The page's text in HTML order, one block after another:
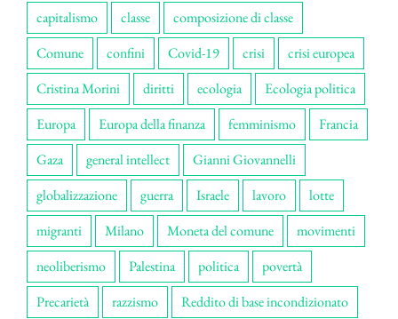
capitalismo
classe
composizione di classe
Comune
confini Covid-19 crisi
crisi europea
Cristina Morini
diritti ecologia
Ecologia politica
Europa
Europa della finanza femminismo
Francia
Gaza
general intellect
Gianni Giovannelli
globalizzazione
guerra Israele lavoro
lotte
migranti
Milano Moneta del comune
movimenti
neoliberismo
Palestina politica
povertà
Precarietà
razzismo Reddito di base incondizionato